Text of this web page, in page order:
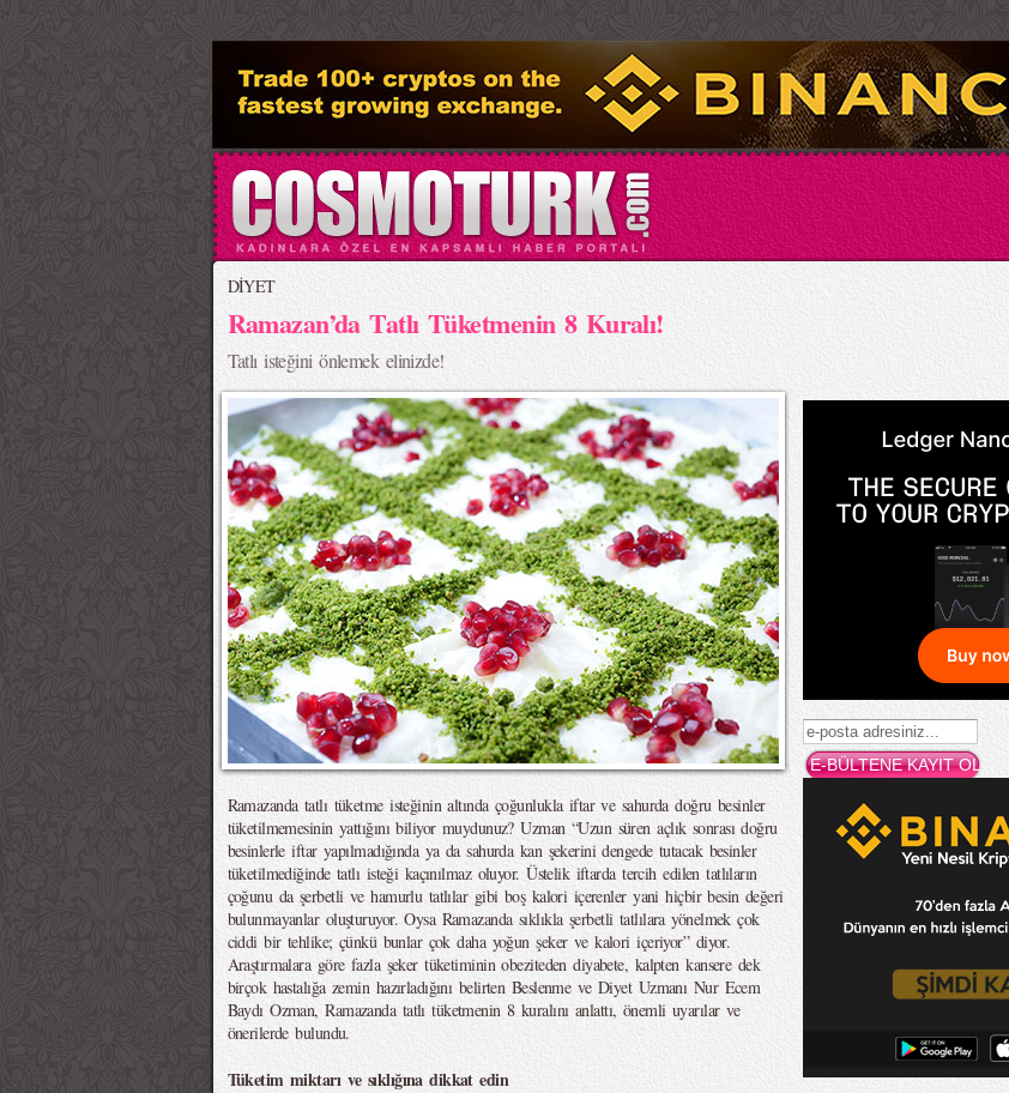
>
DİYET
Ramazan’da Tatlı Tüketmenin 8 Kuralı!
Tatlı isteğini önlemek elinizde!
Ramazanda tatlı tüketme isteğinin altında çoğunlukla iftar ve sahurda doğru besinler
tüketilmemesinin yattığını biliyor muydunuz? Uzman “Uzun süren açlık sonrası doğru
besinlerle iftar yapılmadığında ya da sahurda kan şekerini dengede tutacak besinler
tüketilmediğinde tatlı isteği kaçınılmaz oluyor. Üstelik iftarda tercih edilen tatlıların
çoğunu da şerbetli ve hamurlu tatlılar gibi boş kalori içerenler yani hiçbir besin değeri
bulunmayanlar oluşturuyor. Oysa Ramazanda sıklıkla şerbetli tatlılara yönelmek çok
ciddi bir tehlike; çünkü bunlar çok daha yoğun şeker ve kalori içeriyor” diyor.
Araştırmalara göre fazla şeker tüketiminin obeziteden diyabete, kalpten kansere dek
birçok hastalığa zemin hazırladığını belirten Beslenme ve Diyet Uzmanı Nur Ecem
Baydı Ozman, Ramazanda tatlı tüketmenin 8 kuralını anlattı, önemli uyarılar ve
önerilerde bulundu.
Tüketim miktarı ve sıklığına dikkat edin